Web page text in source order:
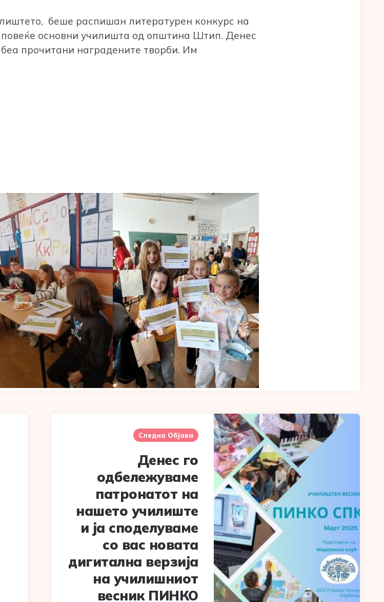
беше распишан литературен конкурс на
повеќе основни училишта од општина Штип. Денес
прочитани наградените творби. Им
Следна Објава
Денес го
одбележуваме
патронатот на
нашето училиште
и ја споделуваме
со вас новата
дигитална верзија
на училишниот
весник ПИНКО